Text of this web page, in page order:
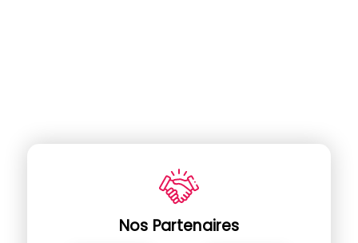
Nos Partenaires